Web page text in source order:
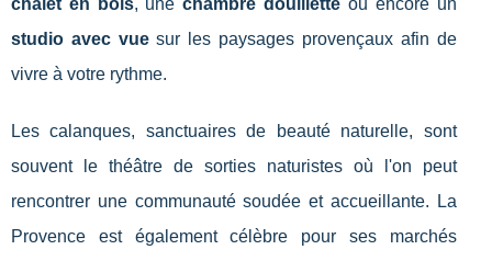
chalet en bois, unechambre douillette ou encore un
studio avec vuesur les paysages provençaux afin de
vivre à votre rythme.
Les calanques, sanctuaires de beauté naturelle, sont
souvent le théâtre de sorties naturistes où l'on peut
rencontrer une communauté soudée et accueillante. La
Provence est également célèbre pour ses marchés